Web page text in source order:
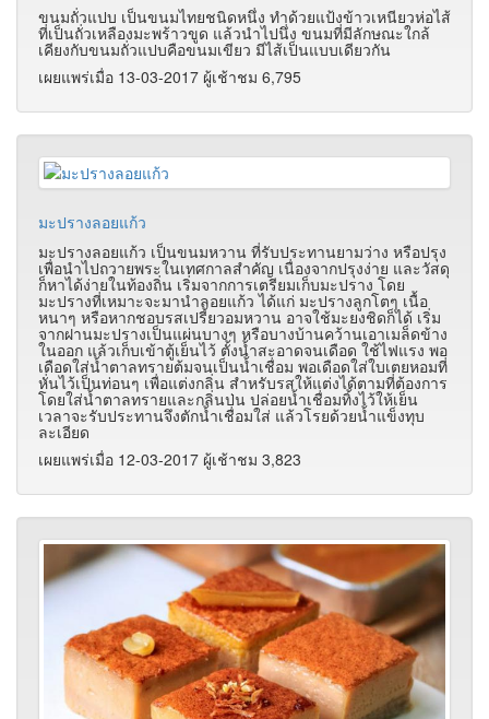
ขนมถั่วแปบ เป็นขนมไทยชนิดหนึ่ง ทำด้วยแป้งข้าวเหนียวห่อไส้
ที่เป็นถั่วเหลืองมะพร้าวขูด แล้วนำไปนึ่ง ขนมที่มีลักษณะใกล้
เคียงกับขนมถั่วแปบคือขนมเขียว มีไส้เป็นแบบเดียวกัน
เผยแพร่เมื่อ 13-03-2017 ผู้เช้าชม 6,795
มะปรางลอยแก้ว
มะปรางลอยแก้ว เป็นขนมหวาน ที่รับประทานยามว่าง หรือปรุง
เพื่อนำไปถวายพระในเทศกาลสำคัญ เนื่องจากปรุงง่าย และวัสดุ
ก็หาได้ง่ายในท้องถิ่น เริ่มจากการเตรียมเก็บมะปราง โดย
มะปรางที่เหมาะจะมานำลอยแก้ว ได้แก่ มะปรางลูกโตๆ เนื้อ
หนาๆ หรือหากชอบรสเปรี้ยวอมหวาน อาจใช้มะยงชิดก็ได้ เริ่ม
จากฝานมะปรางเป็นแผ่นบางๆ หรือบางบ้านคว้านเอาเมล็ดข้าง
ในออก แล้วเก็บเข้าตู้เย็นไว้ ตั้งน้ำสะอาดจนเดือด ใช้ไฟแรง พอ
เดือดใส่น้ำตาลทรายต้มจนเป็นน้ำเชื่อม พอเดือดใส่ใบเตยหอมที่
หั่นไว้เป็นท่อนๆ เพื่อแต่งกลิ่น สำหรับรสให้แต่งได้ตามที่ต้องการ
โดยใส่น้ำตาลทรายและกลิ่นป่น ปล่อยน้ำเชื่อมทิ้งไว้ให้เย็น
เวลาจะรับประทานจึงตักน้ำเชื่อมใส่ แล้วโรยด้วยน้ำแข็งทุบ
ละเอียด
เผยแพร่เมื่อ 12-03-2017 ผู้เช้าชม 3,823